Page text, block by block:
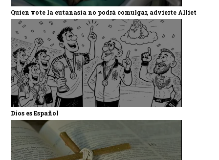
Quien vote la eutanasia no podrá comulgar, advierte Alliet
Dios es Español